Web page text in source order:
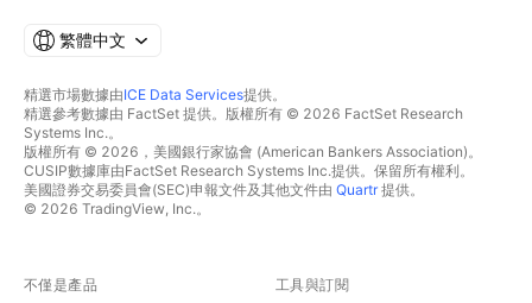
繁體中文
精選市場數據由ICE Data Services提供。
精選參考數據由 FactSet 提供。版權所有 © 2026 FactSet Research
Systems Inc.。
版權所有 © 2026，美國銀行家協會 (American Bankers Association)。
CUSIP數據庫由FactSet Research Systems Inc.提供。保留所有權利。
美國證券交易委員會(SEC)申報文件及其他文件由 Quartr提供。
© 2026 TradingView, Inc.。
不僅是產品 工具與訂閱